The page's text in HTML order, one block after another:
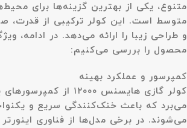
متنوع، یکی از بهترین گزینه‌ها برای
متوسط است. این کولر ترکیبی از قدرت،
و طراحی زیبا را ارائه می‌دهد. در ادامه،
محصول را بررسی می‌کنیم:
کمپرسور و عملکرد بهینه
کولر گازی هایسنس ۱۲۰۰۰
می‌برد که باعث خنک‌کنندگی سریع و
می‌شوند. در برخی مدل‌ها از فناوری